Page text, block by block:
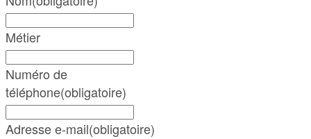
Métier
Numéro de
téléphone(obligatoire)
Adresse e-mail(obligatoire)